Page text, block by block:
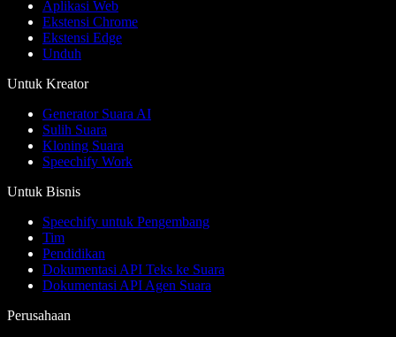
Aplikasi Web
Ekstensi Chrome
Ekstensi Edge
Unduh
Untuk Kreator
Generator Suara AI
Sulih Suara
Kloning Suara
Speechify Work
Untuk Bisnis
Speechify untuk Pengembang
Tim
Pendidikan
Dokumentasi API Teks ke Suara
Dokumentasi API Agen Suara
Perusahaan